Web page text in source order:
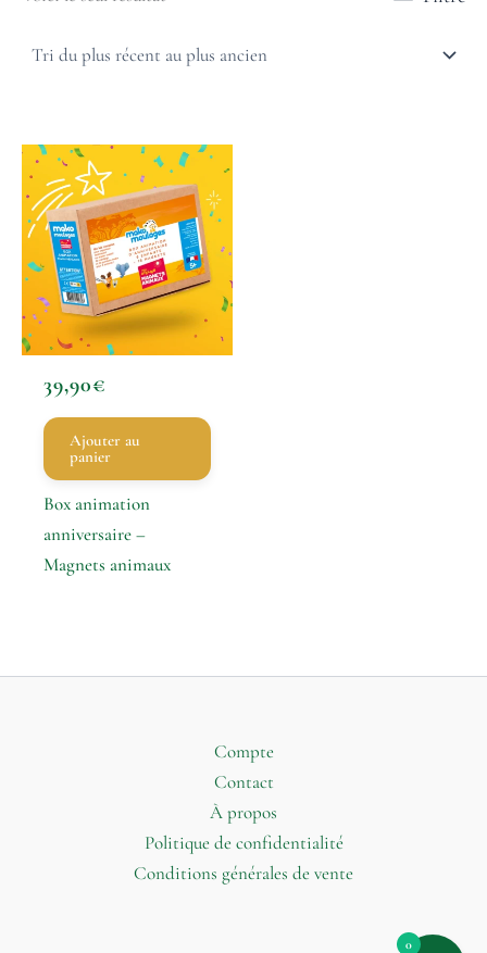
39,90€
Ajouter au
panier
Box animation
anniversaire –
Magnets animaux
Compte
Contact
À propos
Politique de confidentialité
Conditions générales de vente
0